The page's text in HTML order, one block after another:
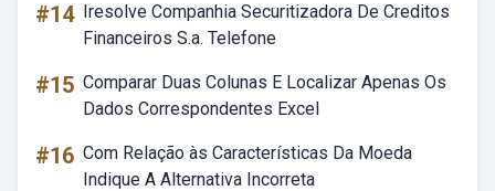
#14 Iresolve Companhia Securitizadora De Creditos
Financeiros S.a. Telefone
#15 Comparar Duas Colunas E Localizar Apenas Os
Dados Correspondentes Excel
#16 Com Relação às Características Da Moeda
Indique A Alternativa Incorreta